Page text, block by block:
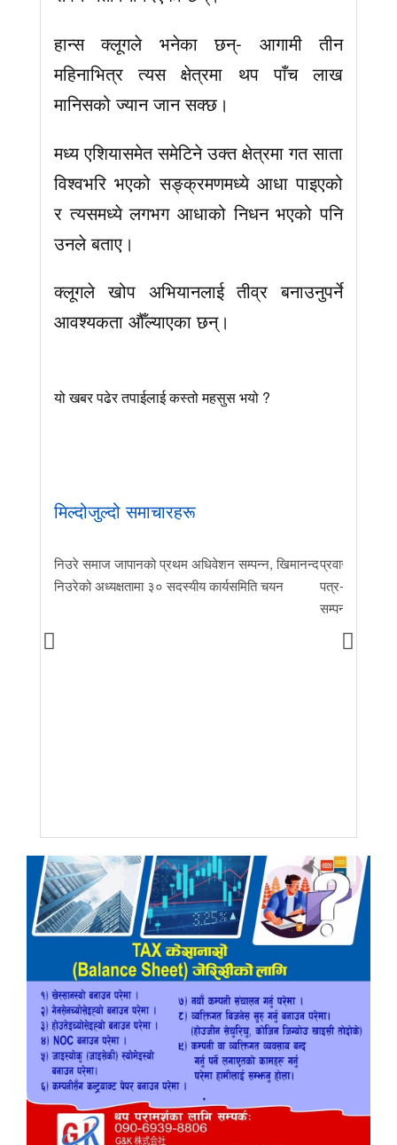
हान्स क्लूगले भनेका छन्- आगामी तीन
महिनाभित्र त्यस क्षेत्रमा थप पाँच लाख
मानिसको ज्यान जान सक्छ।
मध्य एशियासमेत समेटिने उक्त क्षेत्रमा गत साता
विश्वभरि भएको सङ्क्रमणमध्ये आधा पाइएको
र त्यसमध्ये लगभग आधाको निधन भएको पनि
उनले बताए।
क्लूगले खोप अभियानलाई तीव्र बनाउनुपर्ने
आवश्यकता औँल्याएका छन्।
यो खबर पढेर तपाईलाई कस्तो महसुस भयो ?
मिल्दोजुल्दो समाचारहरू
निउरे समाज जापानको प्रथम अधिवेशन सम्पन्न, खिमानन्द
निउरेको अध्यक्षतामा ३० सदस्यीय कार्यसमिति चयन
प्रवास र
पत्र-२०२६
सम्पन्न